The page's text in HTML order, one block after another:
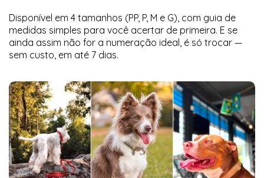
Disponível em 4 tamanhos (PP, P, M e G), com guia de
medidas simples para você acertar de primeira. E se
ainda assim não for a numeração ideal, é só trocar —
sem custo, em até 7 dias.